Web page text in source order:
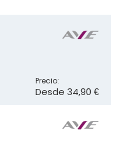
Precio:
Desde 34,90 €